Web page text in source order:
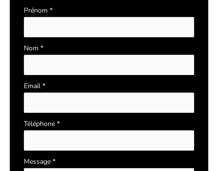
Formulaire
avec
téléphone
Prénom *
Nom *
Email *
Téléphone *
Message *